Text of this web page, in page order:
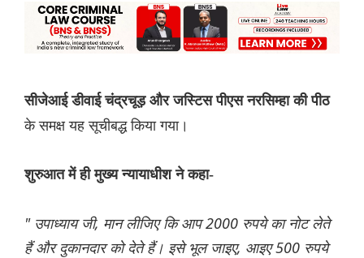
सीजेआई डीवाई चंद्रचूड़ और जस्टिस पीएस नरसिम्हा की पीठ
के समक्ष यह सूचीबद्ध किया गया।
शुरुआत में ही मुख्य न्यायाधीश ने कहा-
" उपाध्याय जी, मान लीजिए कि आप 2000 रुपये का नोट लेते
हैं और दुकानदार को देते हैं। इसे भूल जाइए, आइए 500 रुपये